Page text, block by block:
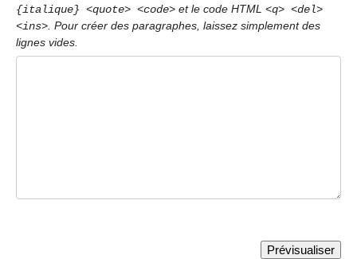
{italique} <quote> <code> et le code HTML <q> <del>
<ins> . Pour créer des paragraphes, laissez simplement des
lignes vides.